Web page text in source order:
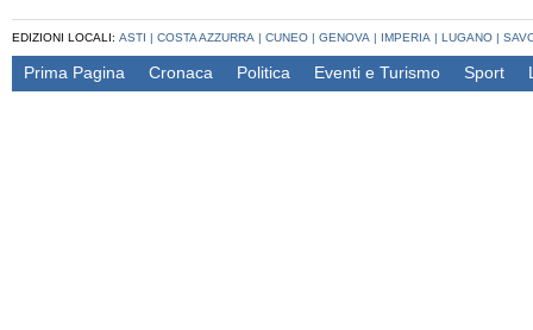
EDIZIONI LOCALI: ASTI | COSTA AZZURRA | CUNEO | GENOVA | IMPERIA | LUGANO |
Prima Pagina Cronaca Politica Eventi e Turismo Sport